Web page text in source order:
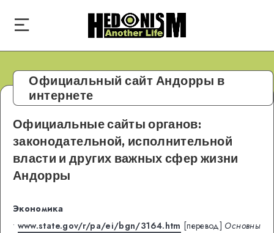
Официальный сайт Андорры в
интернете
Официальные сайты органов:
законодательной, исполнительной
власти и других важных сфер жизни
Андорры
Экономика
• www.state.gov/r/pa/ei/bgn/3164.htm [перевод] Основны